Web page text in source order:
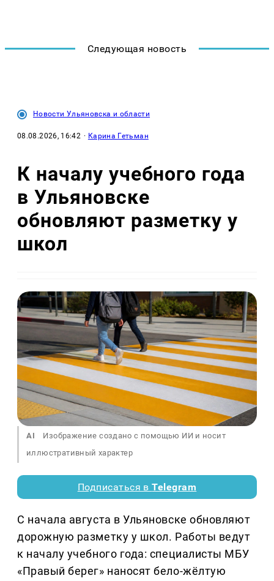
Следующая новость
Новости Ульяновска и области
08.08.2026, 16:42 · Карина Гетьман
К началу учебного года
в Ульяновске
обновляют разметку у
школ
AI
Изображение создано с помощью ИИ и носит
иллюстративный характер
Подписаться вTelegram
С начала августа в Ульяновске обновляют
дорожную разметку у школ. Работы ведут
к началу учебного года: специалисты МБУ
«Правый берег» наносят бело-жёлтую